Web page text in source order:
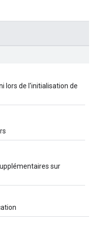
lors de l'initialisation de
sur